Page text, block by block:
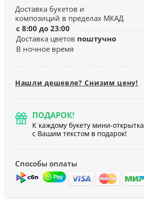
Доставка букетов и
композиций в пределах МКАД
с 8:00 до 23:00
Доставка цветов поштучно
В ночное время
Нашли дешевле? Снизим цену!
ПОДАРОК!
К каждому букету мини-открытка
с Вашим текстом в подарок!
Способы оплаты